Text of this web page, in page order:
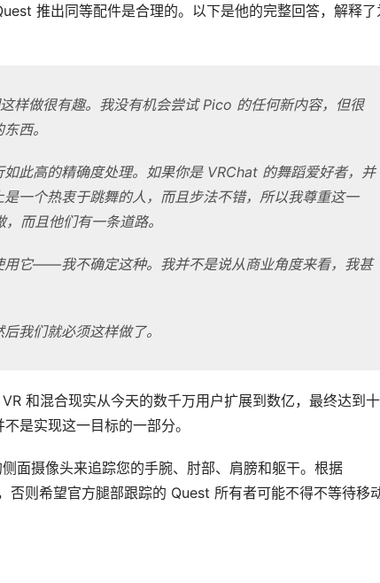
推出同等配件是合理的。以下是他的完整回答，解释了
样做很有趣。我没有机会尝试 Pico 的任何新内容，但很
西。
此高的精确度处理。如果你是 VRChat 的舞蹈爱好者，并
一个热衷于跳舞的人，而且步法不错，所以我尊重这一
而且他们有一条道路。
用它——我不确定这种。我并不是说从商业角度来看，我甚
我们就必须这样做了。
和混合现实从今天的数千万用户扩展到数亿，最终达到十
是实现这一目标的一部分。
面摄像头来追踪您的手腕、肘部、肩膀和躯干。根据
则希望官方腿部跟踪的 Quest 所有者可能不得不等待移